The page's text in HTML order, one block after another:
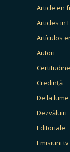
Article en
Articles in
Artículos
Autori
Credință
De la
Dezvăluiri
Editoriale
Emisiuni tv